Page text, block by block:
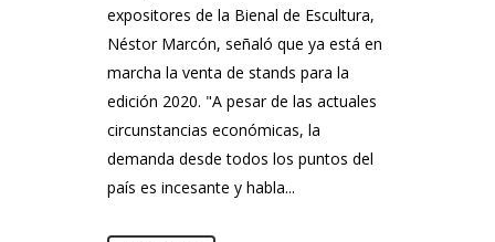
expositores de la Bienal de Escultura,
Néstor Marcón, señaló que ya está en
marcha la venta de stands para la
edición 2020. "A pesar de las actuales
circunstancias económicas, la
demanda desde todos los puntos del
país es incesante y habla...